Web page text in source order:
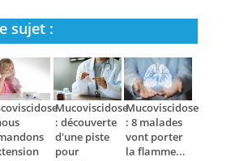
sujet :
Mucoviscidose
: découverte
d'une piste
pour
Mucoviscidose
: 8 malades
vont porter
la flamme...